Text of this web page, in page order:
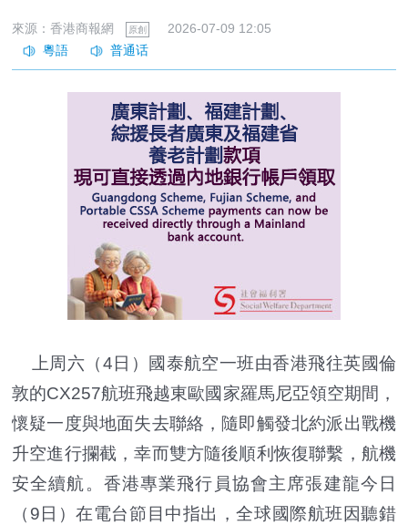
來源：香港商報網 原創 2026-07-09 12:05
上周六（4日）國泰航空一班由香港飛往英國倫
敦的CX257航班飛越東歐國家羅馬尼亞領空期間，
懷疑一度與地面失去聯絡，隨即觸發北約派出戰機
升空進行攔截，幸而雙方隨後順利恢復聯繫，航機
安全續航。香港專業飛行員協會主席張建龍今日
（9日）在電台節目中指出，全球國際航班因聽錯